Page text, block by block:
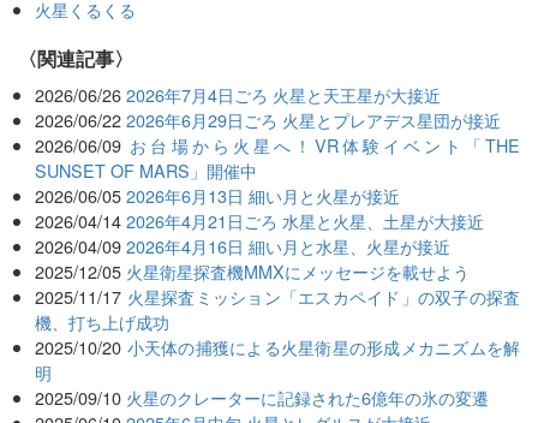
火星くるくる
関連記事
2026/06/26 2026年7月4日ごろ 火星と天王星が大接近
2026/06/22 2026年6月29日ごろ 火星とプレアデス星団が接近
2026/06/09 お台場から火星へ！VR体験イベント「THE
SUNSET OF MARS」開催中
2026/06/05 2026年6月13日 細い月と火星が接近
2026/04/14 2026年4月21日ごろ 水星と火星、土星が大接近
2026/04/09 2026年4月16日 細い月と水星、火星が接近
2025/12/05 火星衛星探査機MMXにメッセージを載せよう
2025/11/17 火星探査ミッション「エスカペイド」の双子の探査
機、打ち上げ成功
2025/10/20 小天体の捕獲による火星衛星の形成メカニズムを解
明
2025/09/10 火星のクレーターに記録された6億年の氷の変遷